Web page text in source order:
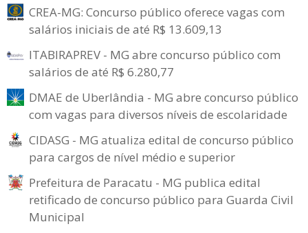
CREA-MG: Concurso público oferece vagas com
salários iniciais de até R$ 13.609,13
ITABIRAPREV - MG abre concurso público com
salários de até R$ 6.280,77
DMAE de Uberlândia - MG abre concurso público
com vagas para diversos níveis de escolaridade
CIDASG - MG atualiza edital de concurso público
para cargos de nível médio e superior
Prefeitura de Paracatu - MG publica edital
retificado de concurso público para Guarda Civil
Municipal